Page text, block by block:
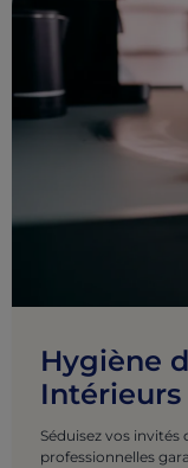
Hygiène
Intérieurs
Séduisez vos
professionnelles